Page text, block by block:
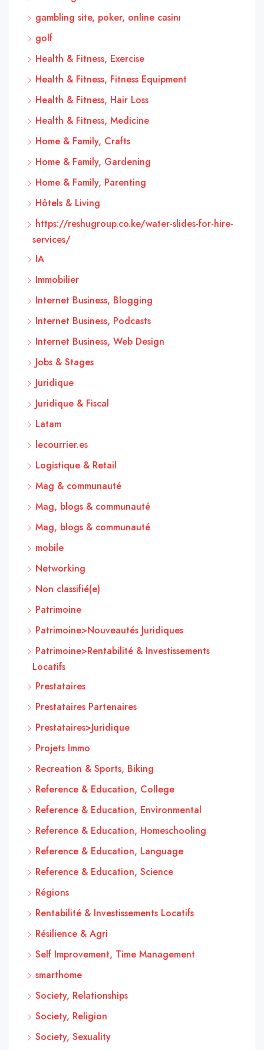
gambling site, poker, online casinı
golf
Health & Fitness, Exercise
Health & Fitness, Fitness Equipment
Health & Fitness, Hair Loss
Health & Fitness, Medicine
Home & Family, Crafts
Home & Family, Gardening
Home & Family, Parenting
Hôtels & Living
https://reshugroup.co.ke/water-slides-for-hire-
services/
IA
Immobilier
Internet Business, Blogging
Internet Business, Podcasts
Internet Business, Web Design
Jobs & Stages
Juridique
Juridique & Fiscal
Latam
lecourrier.es
Logistique & Retail
Mag & communauté
Mag, blogs & communauté
Mag, blogs & communauté
mobile
Networking
Non classifié(e)
Patrimoine
Patrimoine>Nouveautés Juridiques
Patrimoine>Rentabilité & Investissements
Locatifs
Prestataires
Prestataires Partenaires
Prestataires>Juridique
Projets Immo
Recreation & Sports, Biking
Reference & Education, College
Reference & Education, Environmental
Reference & Education, Homeschooling
Reference & Education, Language
Reference & Education, Science
Régions
Rentabilité & Investissements Locatifs
Résilience & Agri
Self Improvement, Time Management
smarthome
Society, Relationships
Society, Religion
Society, Sexuality